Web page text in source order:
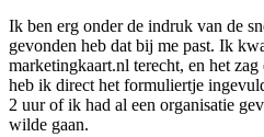
Ik ben erg onder de indruk van de
gevonden heb dat bij me past. Ik
marketingkaart.nl terecht, en het
heb ik direct het formuliertje
2 uur of ik had al een organisatie
wilde gaan.